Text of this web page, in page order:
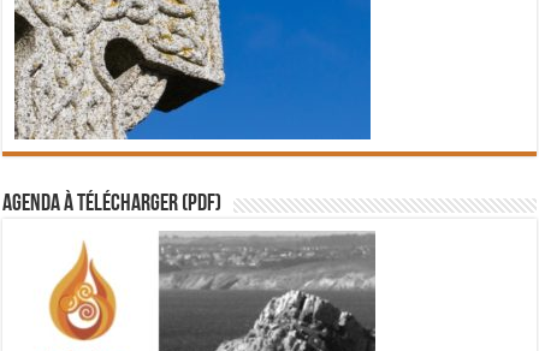
Agenda à télécharger (PDF)